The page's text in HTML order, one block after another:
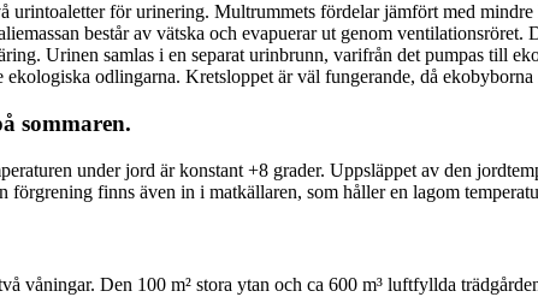
för urinering. Multrummets fördelar jämfört med mindre
består av vätska och evapuerar ut genom
Urinen samlas i en separat urinbrunn, varifrån det pumpas till
odlingarna. Kretsloppet är väl fungerande, då ekobyborna
sommaren.
under jord är konstant +8 grader. Uppsläppet av den
finns även in i matkällaren, som håller en lagom
våningar. Den 100 m² stora ytan och ca 600 m³ luftfyllda